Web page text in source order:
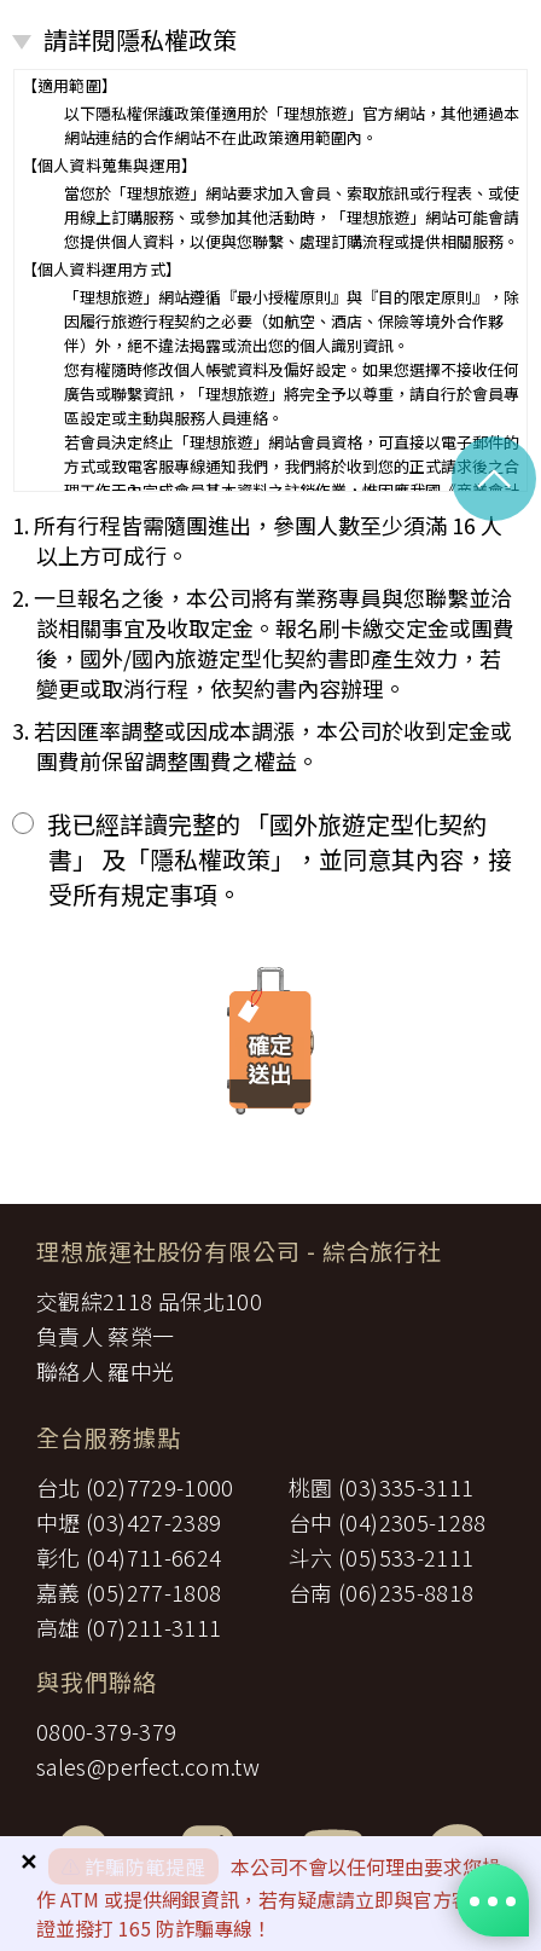
營業所：
甲乙雙方同意就本旅遊事項，依下列約定辦理。
第一條（國外旅遊之意義）
本契約所謂國外旅遊，係指到中華民國疆域以外其他國家或地區旅
遊。
赴中國大陸旅行者，準用本旅遊契約之約定。
第二條（適用之範圍及順序）
甲乙雙方關於本旅遊之權利義務，依本契約條款之約定定之；本契約
中未約定者，適用中華民國有關法令之規定。
第三條（旅遊團名稱、旅遊行程及廣告責任）
本旅遊團名稱為____________________
一、 旅遊地區（國家、城市或觀光地點）：________
二、
行程（啟程出發地點、回程之終止地點、日期、交通工具、住
宿旅館、餐飲、遊覽、安排購物行程及其所附隨之服務說
明）：_________
與本契約有關之附件、廣告、宣傳文件、行程表或說明會之說明內容
均視為本契約內容之一部分。乙方應確保廣告內容之真實，對甲方所
負之義務不得低於廣告之內容。
第一項記載得以所刊登之廣告、宣傳文件、行程表或說明會之說明內
未記載第一項內容或記載之內容與刊登廣告、宣傳文件、行程表或說
明會之說明記載不符者，以最有利於甲方之內容為準。
第四條（集合及出發時地）
甲方應於民國_____年_____月_____日_____時_____分於
__________準時集合出發。甲方未準時到約定地點集合致未能出
發，亦未能中途加入旅遊者，視為甲方任意解除契約，乙方得依第十
三條之約定，行使損害賠償請求權。
第五條（旅遊費用及付款方式）
旅遊費用：______________________
除雙方有特別約定者外，甲方應依下列約定繳付：
一、
簽訂本契約時，甲方應以_______(現金、信用卡、轉帳、支票
二、
其餘款項以_______ (現金、信用卡、轉帳、支票等方式)於出發
前三日或說明會時繳清。
前項之特別約定，除經雙方同意並增訂其他協議事項於本契約第三十
七條，乙方不得以任何名義要求增加旅遊費用。
第六條（旅客怠於給付旅遊費用之效力）
之費用，依第十三條約定辦理；乙方如有其他損害，並得請求賠償。
旅遊需甲方之行為始能完成，而甲方不為其行為者，乙方得定相當期
限，催告甲方為之。甲方逾期不為其行為者，乙方得終止契約，並得
請求賠償因契約終止而生之損害。
旅遊開始後，乙方依前項規定終止契約時，甲方得請求乙方墊付費用
甲方依第五條約定繳納之旅遊費用，除雙方依第三十七條另有約定以
一、
代辦證件之行政規費：乙方代理甲方辦理出國所需之手續費及
二、交通運輸費：旅程所需各種交通運輸之費用。
餐飲費：旅程中所列應由乙方安排之餐飲費用。
四、
住宿費：旅程中所列住宿及旅館之費用，如甲方需要單人房，
經乙方同意安排者，甲方應補繳所需差額。
六、
用。
七、 送費用及團體行李接送人員之小費，行李數量之重量依航空公
司規定辦理。
八、 稅捐：各地機場服務稅捐及團體餐宿稅捐。
九、 服務費：領隊及其他乙方為甲方安排服務人員之報酬。
十、 保險費：責任保險及履約保證保險。
前項第二款交通運輸費及第五款遊覽費用，其費用於契約簽訂後經政
府機關或經營管理業者公布調高或調低逾百分之十者，應由甲方補
第一項第二款至第五款之年長者門票減免、兒童住宿不佔床及各項優
求如實退還差額。
第九條（旅遊費用所未涵蓋項目）
第五條之旅遊費用，除雙方依第三十七條另有約定者外，不包含下列
一、非本旅遊契約所列行程之一切費用。
二、
甲方之個人費用：如自費行程費用、行李超重費、飲料及酒
類、洗衣、電話、網際網路使用費、私人交通費、行程外陪同
購物之報酬、自由活動費、個人傷病醫療費、宜自行給與提供
個人服務者（如旅館客房服務人員）之小費或尋回遺失物費用
請詳閱隱私權政策
【適用範圍】
以下隱私權保護政策僅適用於「理想旅遊」官方網站，其他通過本
網站連結的合作網站不在此政策適用範圍內。
【個人資料蒐集與運用】
當您於「理想旅遊」網站要求加入會員、索取旅訊或行程表、或使
用線上訂購服務、或參加其他活動時，「理想旅遊」網站可能會請
您提供個人資料，以便與您聯繫、處理訂購流程或提供相關服務。
【個人資料運用方式】
「理想旅遊」網站遵循『最小授權原則』與『目的限定原則』，除
因履行旅遊行程契約之必要（如航空、酒店、保險等境外合作夥
伴）外，絕不違法揭露或流出您的個人識別資訊。
您有權隨時修改個人帳號資料及偏好設定。如果您選擇不接收任何
廣告或聯繫資訊，「理想旅遊」將完全予以尊重，請自行於會員專
區設定或主動與服務人員連絡。
若會員決定終止「理想旅遊」網站會員資格，可直接以電子郵件的
方式或致電客服專線通知我們，我們將於收到您的正式請求後之合
理工作天內完成會員基本資料之註銷作業，惟因應我國《商業會計
法》及《稅捐稽徵法》之法定保存年限要求，相關交易憑證與帳務
紀錄將於法定保存期限屆滿後自動進行安全銷毀，不在此限。自終
止「理想旅遊」網站會員身份之日起（以本站系統發出之確認電子
郵件為準），您將即刻喪失所有本服務所提供之尊榮優惠及權益。
【Cookies 的運用政策】
為提供個人化的服務，本資訊網會使用 Cookies 技術來儲存並在
某些時候追蹤使用者的資料。本網站使用 Cookies 大多僅基於輔
助作用，例如儲存您偏好的特定種類資料，或儲存相關密碼以方便
您上網至本行網站時不必每次再輸入密碼…等。
※ Cookies 是網站伺服器用來和使用者瀏覽器進行溝通的一種技術，
它可能在使用者的電腦中儲存某些資訊，大部分 Cookies 的有效
定，取消或限制此項功能。
「理想旅遊」網站自動接收並紀錄您瀏覽或查詢時所產生的相關記
錄，這是系統本身所自行記錄的行為，記錄包括您使用連線設備的
IP 位址、使用時間、使用的瀏覽器、瀏覽及點選資料紀錄…等。這
些系統自動記錄的資料無法直接辨識個人身份，僅用於分析網站流
當您經由「理想旅遊」網站交易平台進行線上報名，為瞭解您購買
產品或服務的類別與數量，以及付款人、收受貨款資料，「理想旅
遊」網站將會以線上或離線方式，蒐集您主動提供所購買產品或服
務內容（如品名、數量、金額等）、付款人資料（如姓名、電子郵
件、地址、郵遞區號、電話、生日、性別、職業和個人興趣等）、
收貨人資料（如姓名、電話、地址、郵遞區號等）、付款資料（如
GlobalTrust SSL 網站伺服器數位憑證機制，您的訂單在線上交易
理（即表示您傳送的資料正經過 SSL 保密機制的防護中，就算中
【隱私權保護政策修訂】
「理想旅遊」網站保有修訂本政策之權利。當「理想旅遊」網站在
使用個人資料的規定上作出大修改時，會在網頁上張貼告示，通知
您相關事項。
尊重智慧財產權為全民應盡義務，「理想旅遊」網站所有程式、網
產權，任何人不得逕自使用、修改、重製、公開播送、改作、散
布、發行、公開發表、進行還原工程、解編或反向組譯。若需引用
或轉載，請事先依法取得「理想旅遊」或相關權利人之書面同意。
【我們對保護您隱私權的承諾】
為確保您的個人資料安全，我們傳遞所有隱私權與安全準則予「理
想旅遊」公司員工，並在公司內落實隱私權防護措施。
【隱私權問題】
本服務條款之解釋與適用，以及相關爭議，均應依照中華民國法律
予以處理，並以台灣台北地方法院為第一審管轄法院。若您對在
繫。
1. 所有行程皆需隨團進出，參團人數至少須滿 16 人
以上方可成行。
2. 一旦報名之後，本公司將有業務專員與您聯繫並洽
談相關事宜及收取定金。報名刷卡繳交定金或團費
後，國外/國內旅遊定型化契約書即產生效力，若
變更或取消行程，依契約書內容辦理。
3. 若因匯率調整或因成本調漲，本公司於收到定金或
團費前保留調整團費之權益。
我已經詳讀完整的 「國外旅遊定型化契約
書」 及「隱私權政策」，並同意其內容，接
受所有規定事項。
詐騙防範提醒
本公司不會以任何理由要求您操
作 ATM 或提供網銀資訊，若有疑慮請立即與官方客服查
證並撥打 165 防詐騙專線！
✕
理想旅運社股份有限公司 - 綜合旅行社
交觀綜2118 品保北100
負責人 蔡榮一
聯絡人 羅中光
全台服務據點
台北 (02)7729-1000
桃園 (03)335-3111
中壢 (03)427-2389
台中 (04)2305-1288
彰化 (04)711-6624
斗六 (05)533-2111
嘉義 (05)277-1808
台南 (06)235-8818
高雄 (07)211-3111
與我們聯絡
0800-379-379
sales@perfect.com.tw
^